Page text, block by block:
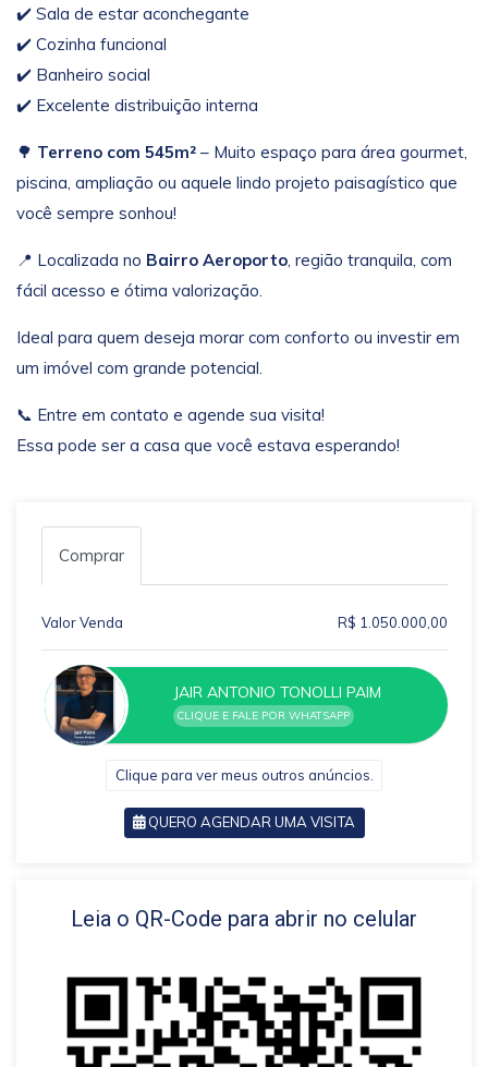
✔️ Sala de estar aconchegante
✔️ Cozinha funcional
✔️ Banheiro social
✔️ Excelente distribuição interna
🌳 Terreno com 545m² – Muito espaço para área gourmet,
piscina, ampliação ou aquele lindo projeto paisagístico que
você sempre sonhou!
📍 Localizada no Bairro Aeroporto, região tranquila, com
fácil acesso e ótima valorização.
Ideal para quem deseja morar com conforto ou investir em
um imóvel com grande potencial.
📞 Entre em contato e agende sua visita!
Essa pode ser a casa que você estava esperando!
Comprar
Valor Venda R$ 1.050.000,00
JAIR ANTONIO TONOLLI PAIM
CLIQUE E FALE POR WHATSAPP
Clique para ver meus outros anúncios.
QUERO AGENDAR UMA VISITA
VOLTAR
Leia o QR-Code para abrir no celular